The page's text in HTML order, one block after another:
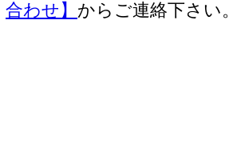
合わせ】 からご連絡下さい。